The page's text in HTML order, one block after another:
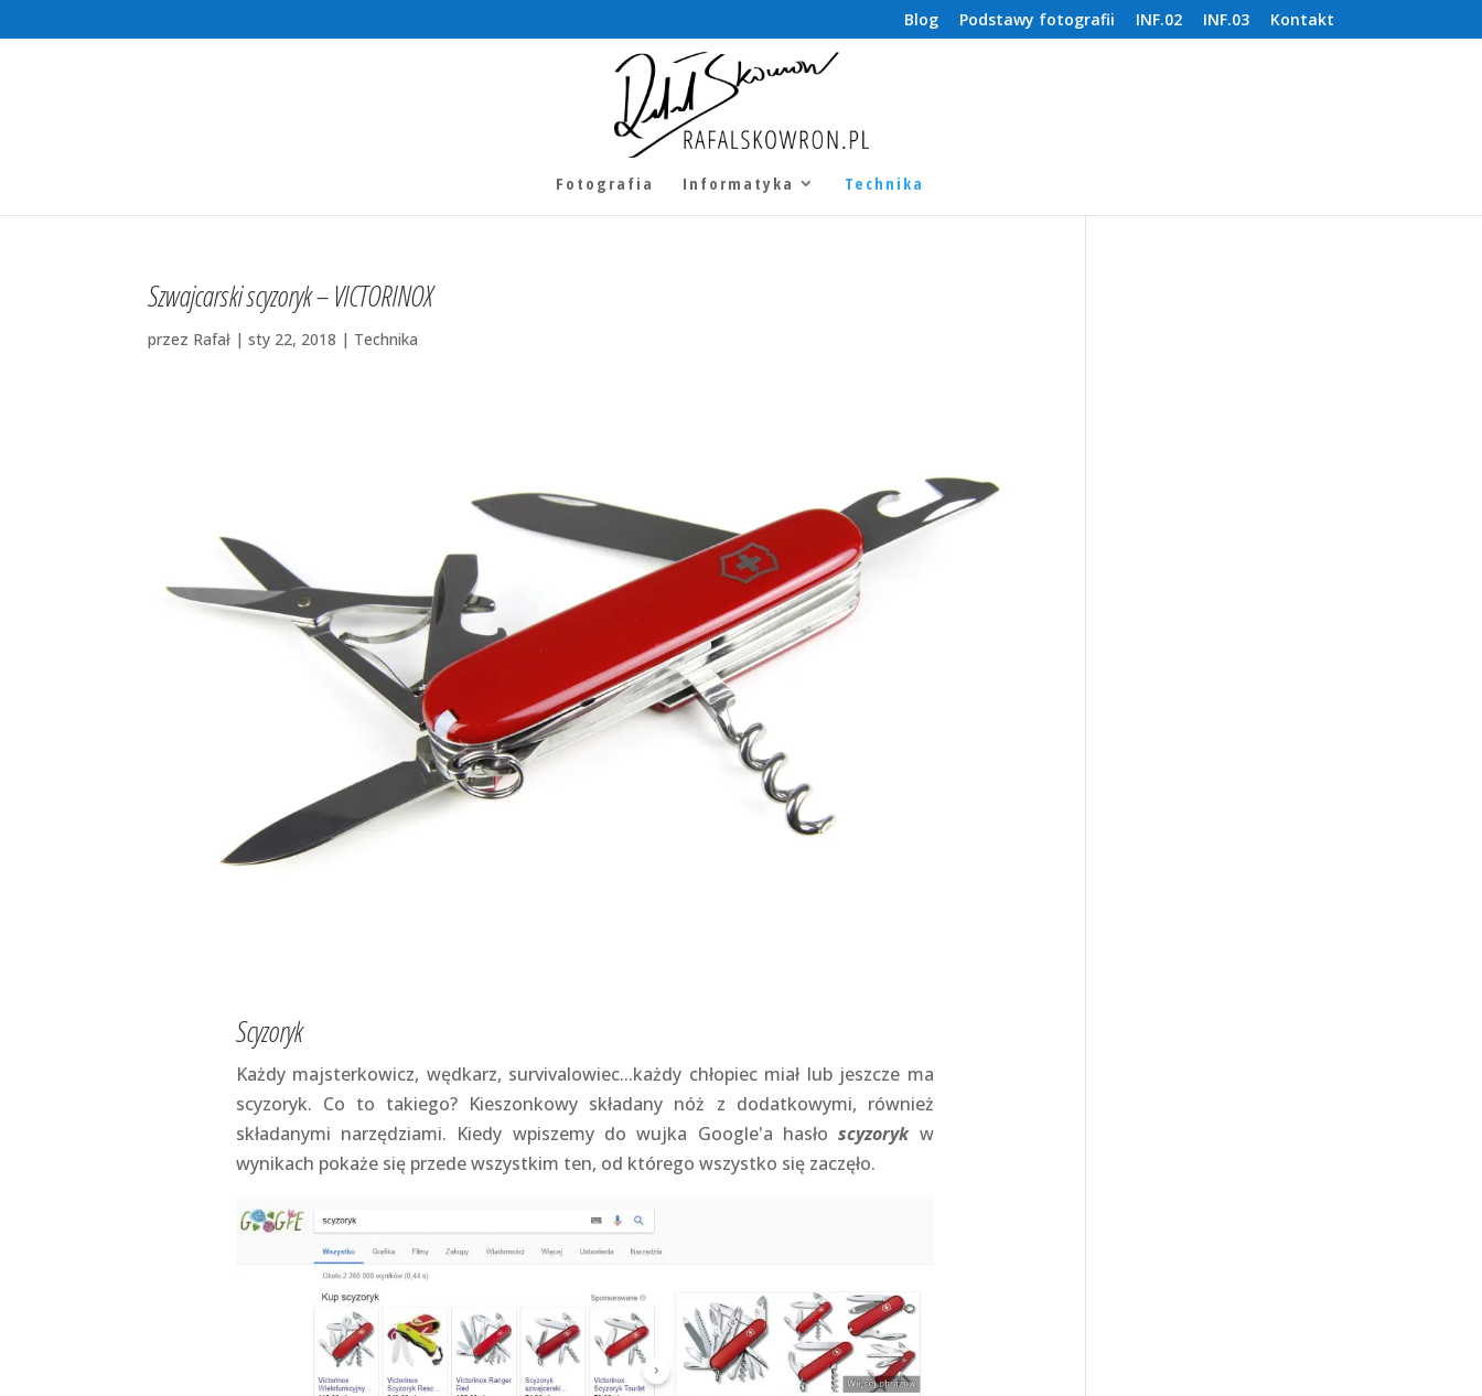
Blog Podstawy fotografii INF.02 INF.03 Kontakt
Fotografia Informatyka Technika
Szwajcarski scyzoryk – VICTORINOX
przez Rafał |sty 22, 2018 | Technika
Scyzoryk
Każdy majsterkowicz, wędkarz, survivalowiec...każdy chłopiec miał lub jeszcze ma
scyzoryk. Co to takiego? Kieszonkowy składany nóż z dodatkowymi, również
składanymi narzędziami. Kiedy wpiszemy do wujka Google'a hasłoscyzoryk w
wynikach pokaże się przede wszystkim ten, od którego wszystko się zaczęło.